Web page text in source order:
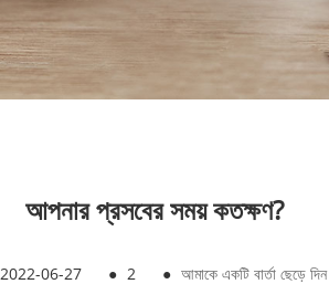
আপনার প্রসবের সময় কতক্ষণ?
2022-06-27 ● 2 ● আমাকে একটি বার্তা ছেড়ে দিন